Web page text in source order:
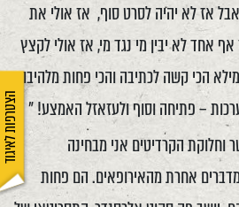
הצטרפות לאיגוד
אז לא יהיה לסרט סוף, אז אולי את
אחד לא יבין מי נגד מי, אז אולי לקצץ
הכי קשה לכתיבה והכי פחות מלהיבה.
– פתיחה וסוף ולעזאזל האמצע! "
הקרדיטים אני מבחינה
אחרת מהאירופאים. הם פחות